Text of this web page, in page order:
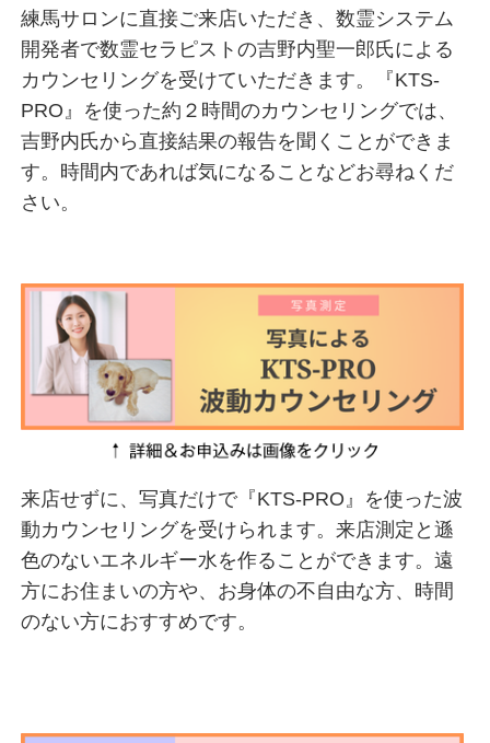
練馬サロンに直接ご来店いただき、数霊システム
開発者で数霊セラピストの吉野内聖一郎氏による
カウンセリングを受けていただきます。『KTS-
PRO』を使った約２時間のカウンセリングでは、
吉野内氏から直接結果の報告を聞くことができま
す。時間内であれば気になることなどお尋ねくだ
さい。
来店せずに、写真だけで『KTS-PRO』を使った波
動カウンセリングを受けられます。来店測定と遜
色のないエネルギー水を作ることができます。遠
方にお住まいの方や、お身体の不自由な方、時間
のない方におすすめです。